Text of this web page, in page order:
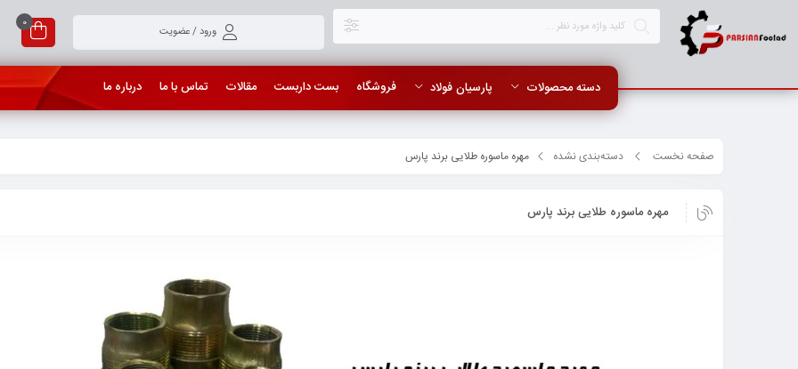
ورود / عضویت
0
دسته محصولات پارسیان فولاد فروشگاه بست داربست مقالات تماس با ما درباره ما
صفحه نخست دسته‌بندی نشده مهره ماسوره طلایی برند پارس
مهره ماسوره طلایی برند پارس